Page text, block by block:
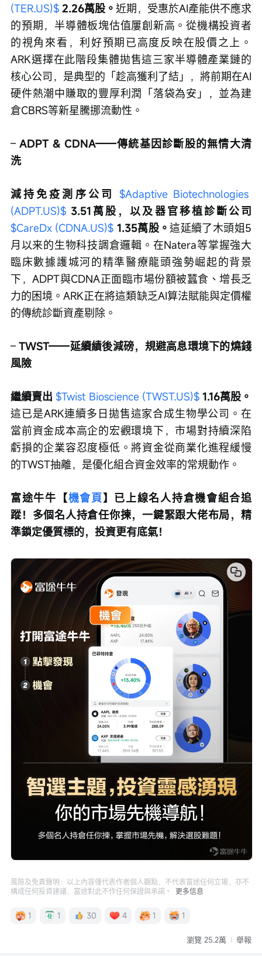
(TER.US)$ 2.26萬股。 近期，受惠於AI產能供不應求
的預期，半導體板塊估值屢創新高。從機構投資者
的視角來看，利好預期已高度反映在股價之上。
ARK選擇在此階段集體拋售這三家半導體產業鏈的
核心公司，是典型的「趁高獲利了結」，將前期在AI
硬件熱潮中賺取的豐厚利潤「落袋為安」，並為建
倉CBRS等新星騰挪流動性。
– ADPT & CDNA——傳統基因診斷股的無情大清
洗
減持免疫測序公司 $Adaptive Biotechnologies
(ADPT.US)$ 3.51萬股，以及器官移植診斷公司
$CareDx (CDNA.US)$ 1.35萬股。這延續了木頭姐5
月以来的生物科技調倉邏輯。在Natera等掌握強大
臨床數據護城河的精準醫療龍頭強勢崛起的背景
下，ADPT與CDNA正面臨市場份額被蠶食、增長乏
力的困境。ARK正在將這類缺乏AI算法賦能與定價權
的傳統診斷資產剔除。
– TWST——延續績後減磅，規避高息環境下的燒錢
風險
繼續賣出 $Twist Bioscience (TWST.US)$ 1.16萬股。
這已是ARK連續多日拋售這家合成生物學公司。在
當前資金成本高企的宏觀環境下，市場對持續深陷
虧損的企業容忍度極低。將資金從商業化進程緩慢
的TWST抽離，是優化組合資金效率的常規動作。
富途牛牛【機會頁】已上線名人持倉機會組合追
蹤！多個名人持倉任你揀，一鍵緊跟大佬布局，精
準鎖定優質標的，投資更有底氣！
風險及免責聲明：以上內容僅代表作者個人觀點，不代表富途任何立場，亦不
構成任何投資建議，富途對此不作任何保證與承諾。
更多信息
1 1 30 4 1 1
瀏覽 25.2萬 舉報